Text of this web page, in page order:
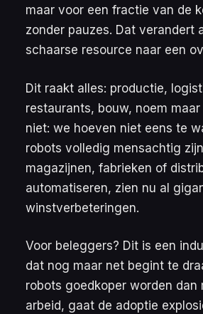
maar voor een fractie van de
zonder pauzes. Dat verandert
schaarse resource naar een
Dit raakt alles: productie,
restaurants, bouw, noem
niet: we hoeven niet eens te
robots volledig mensachtig
magazijnen, fabrieken of
automatiseren, zien nu al
winstverbeteringen.
Voor beleggers? Dit is een
dat nog maar net begint te
robots goedkoper worden dan
arbeid, gaat de adoptie